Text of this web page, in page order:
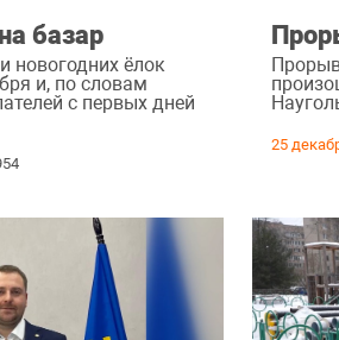
базар
новогодних ёлок
и, по словам
с первых дней
25